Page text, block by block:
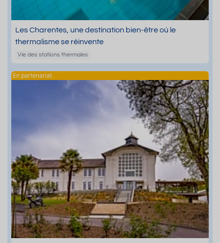
Les Charentes, une destination bien-être où le
thermalisme se réinvente
Vie des stations thermales